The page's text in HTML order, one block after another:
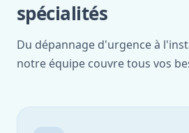
spécialités
Du dépannage d'urgence à
notre équipe couvre tous vos